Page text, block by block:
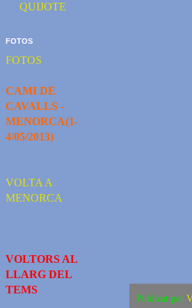
Publicat per
QUIJOTE
FOTOS
FOTOS
CAMI DE
CAVALLS -
MENORCA(1-
4/05/2013)
VOLTA A
MENORCA
VOLTORS AL
LLARG DEL
TEMS